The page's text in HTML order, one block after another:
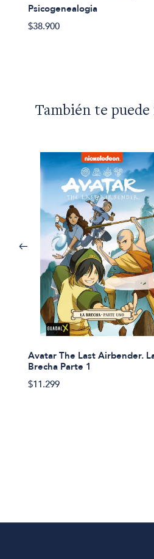
Psicogenealogia
$38.900
También te
Avatar The Last Airbender.
Brecha Parte 1
$11.299